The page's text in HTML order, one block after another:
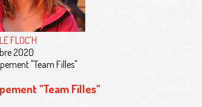
FLOC'H
2020
"Team Filles"